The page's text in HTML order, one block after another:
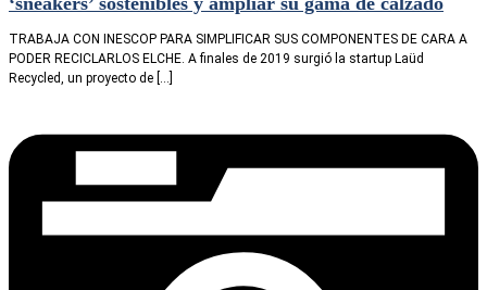
TRABAJA CON INESCOP PARA SIMPLIFICAR SUS COMPONENTES DE CARA A
PODER RECICLARLOS ELCHE. A finales de 2019 surgió la startup Laüd
Recycled, un proyecto de […]